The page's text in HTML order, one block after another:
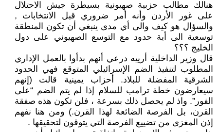
هنالك مطالب حزبية صهيونية بسيطرة جيش الاحتلال
على غور الأردن وأنه أمر ضروري قبل الانتخابات ,
والسؤال هو كيف والى أي مدى ينبغي أن تكون المنطقة
توسعية الى أية حدود مع التوسع الصهيوني على دول
الخليج ؟؟؟
قال وزير الداخلية أرييه درعي أنهم بدأوا بالعمل الإداري
المطلوب لتنفيذ الضم الإسرائيلي المتوقع فهي الحدود
الشرقية المفضلة للبلاد. أحزاب يمينية قالت (إنهم
سيعارضون خطة ترامب للسلام إذا لم يتم الضم “على
الفور”. واذ لم يحصل ذلك بسرعة ، فلن تكون هذه صفقة
القرن، بل الفرصة الضائعة لهذا القرن.) ومن هنا نفهم
إذن المغزى من تضييع الفرصة التي يتوقون لتحقيقها .